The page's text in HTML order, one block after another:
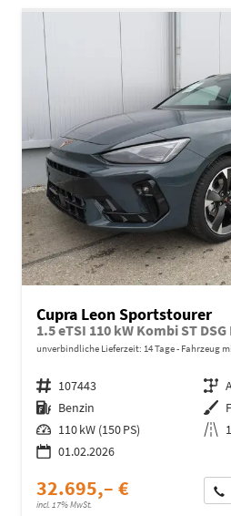
Cupra Leon Sportstourer
1.5 eTSI 110 kW Kombi ST DSG
unverbindliche Lieferzeit: 14 Tage Fahrzeug
Fahrzeugnr. 107443 Getriebe
Kraftstoff Benzin Außenfarbe
Leistung 110 kW (150 PS) Kilometerstand
01.02.2026
32.695,– €
incl. 17% MwSt.